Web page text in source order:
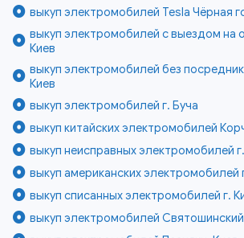
выкуп электромобилей Tesla Чёрная
выкуп электромобилей с выездом на
Киев
выкуп электромобилей без
Киев
выкуп электромобилей г. Буча
выкуп китайских электромобилей
выкуп неисправных электромобилей
выкуп американских электромобилей
выкуп списанных электромобилей г.
выкуп электромобилей